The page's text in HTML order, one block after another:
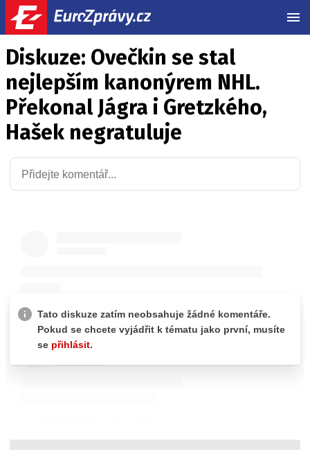
Diskuze: Ovečkin se stal
nejlepším kanonýrem NHL.
Překonal Jágra i Gretzkého,
Hašek negratuluje